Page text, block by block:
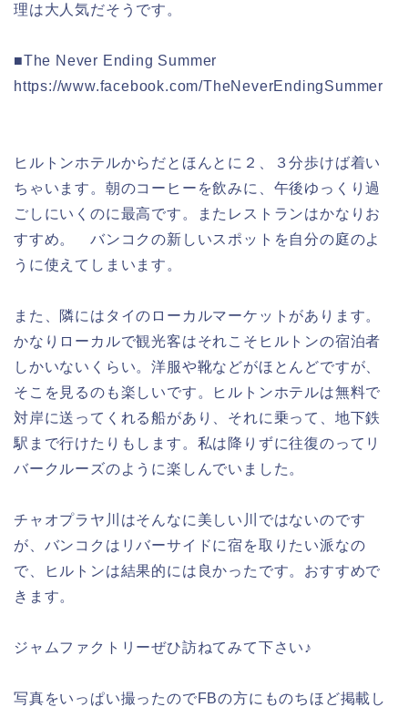
理は大人気だそうです。
■The Never Ending Summer
https://www.facebook.com/TheNeverEndingSummer
ヒルトンホテルからだとほんとに２、３分歩けば着い
ちゃいます。朝のコーヒーを飲みに、午後ゆっくり過
ごしにいくのに最高です。またレストランはかなりお
すすめ。 バンコクの新しいスポットを自分の庭のよ
うに使えてしまいます。
また、隣にはタイのローカルマーケットがあります。
かなりローカルで観光客はそれこそヒルトンの宿泊者
しかいないくらい。洋服や靴などがほとんどですが、
そこを見るのも楽しいです。ヒルトンホテルは無料で
対岸に送ってくれる船があり、それに乗って、地下鉄
駅まで行けたりもします。私は降りずに往復のってリ
バークルーズのように楽しんでいました。
チャオプラヤ川はそんなに美しい川ではないのです
が、バンコクはリバーサイドに宿を取りたい派なの
で、ヒルトンは結果的には良かったです。おすすめで
きます。
ジャムファクトリーぜひ訪ねてみて下さい♪
写真をいっぱい撮ったのでFBの方にものちほど掲載し